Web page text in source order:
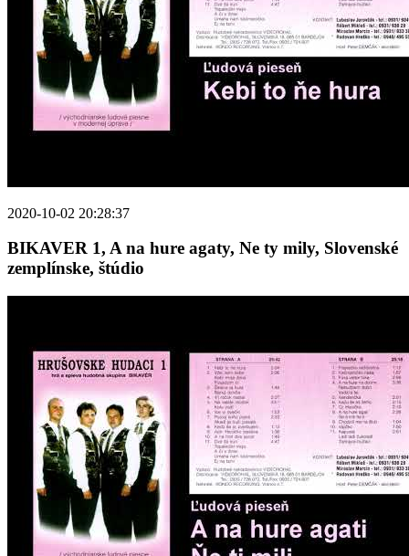
2020-10-02 20:28:37
BIKAVER 1, A na hure agaty, Ne ty mily, Slovenské
zemplínske, štúdio